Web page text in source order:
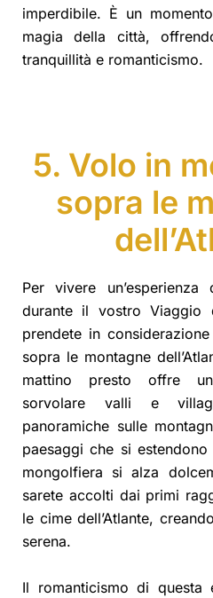
imperdibile. È un
magia della città,
tranquillità e romanticismo.
5. Volo in
sopra le
Per vivere un’esperienza
durante il vostro Viaggio
prendete in
sopra le montagne
mattino presto offre
sorvolare valli e
panoramiche sulle
paesaggi che si
mongolfiera si alza
sarete accolti dai primi
le cime dell’Atlante,
serena.
Il romanticismo di questa